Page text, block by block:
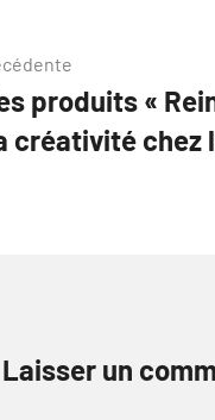
produits «
créativité chez
Laisser un